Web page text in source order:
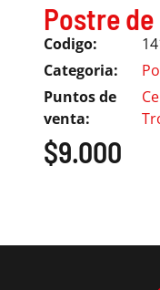
Postre
Codigo:
Categoria:
Puntos de
venta:
$9.000